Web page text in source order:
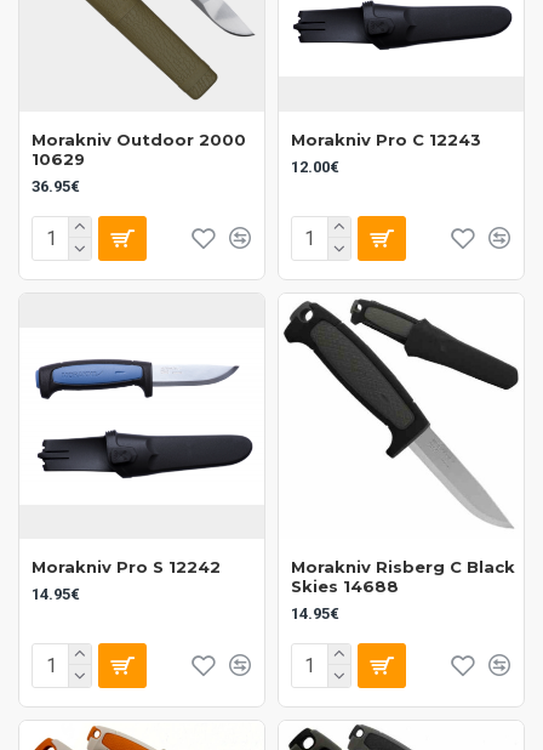
Morakniv Outdoor 2000
10629
36.95€
Morakniv Pro C 12243
12.00€
Morakniv Pro S 12242
14.95€
Morakniv Risberg C Black
Skies 14688
14.95€